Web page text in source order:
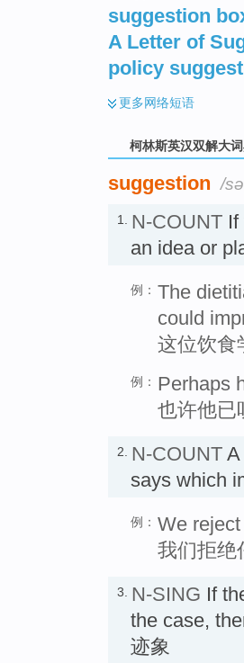
suggestion
A Letter of
policy
更多网络短语
柯林斯英汉双解大
suggestion /
1. N-COUNT
an idea or
例： The
could
这位饮食
例： Perhaps
也许他已
2. N-COUNT A
says which
例： We
我们拒绝
3. N-SING If
the case,
迹象